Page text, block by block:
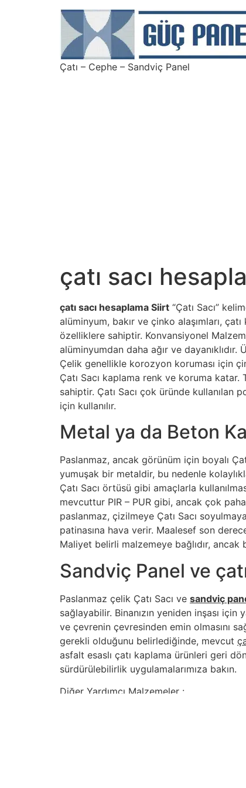
Çatı – Cephe – Sandviç Panel
çatı sacı
çatı sacı hesaplama Siirt “Çatı Sacı”
alüminyum, bakır ve çinko alaşımları,
özelliklere sahiptir. Konvansiyonel
alüminyumdan daha ağır ve
Çelik genellikle korozyon koruması için
Çatı Sacı kaplama renk ve koruma
sahiptir. Çatı Sacı çok üründe kullanılan
için kullanılır.
Metal ya da Beton
Paslanmaz, ancak görünüm için boyalı
yumuşak bir metaldir, bu nedenle
Çatı Sacı örtüsü gibi amaçlarla
mevcuttur PIR – PUR gibi, ancak çok
paslanmaz, çizilmeye Çatı Sacı
patinasına hava verir. Maalesef son
Maliyet belirli malzemeye bağlıdır, ancak
Sandviç Panel ve
Paslanmaz çelik Çatı Sacı ve sandviç
sağlayabilir. Binanızın yeniden inşası
ve çevrenin çevresinden emin olmasını
gerekli olduğunu belirlediğinde, mevcut
asfalt esaslı çatı kaplama ürünleri geri
sürdürülebilirlik uygulamalarımıza bakın.
Diğer Yardımcı Malzemeler :